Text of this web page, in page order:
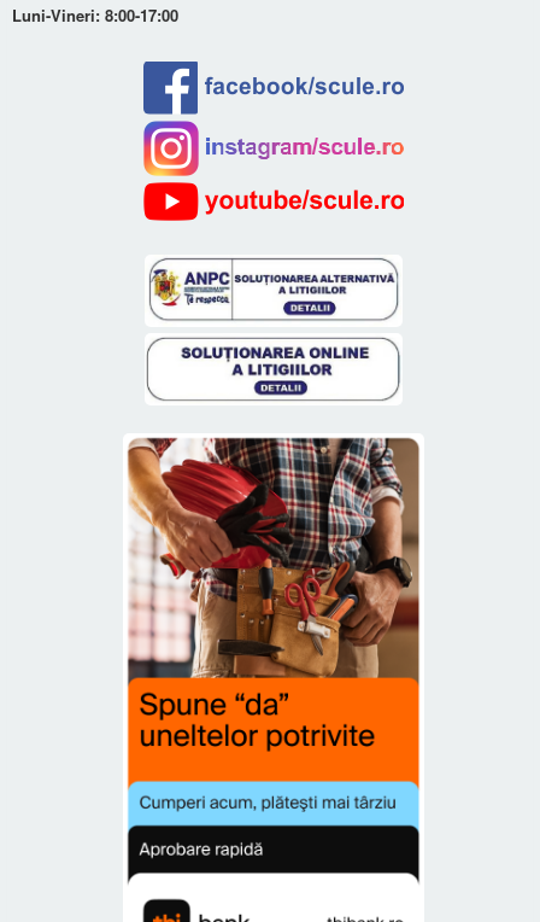
Luni-Vineri: 8:00-17:00